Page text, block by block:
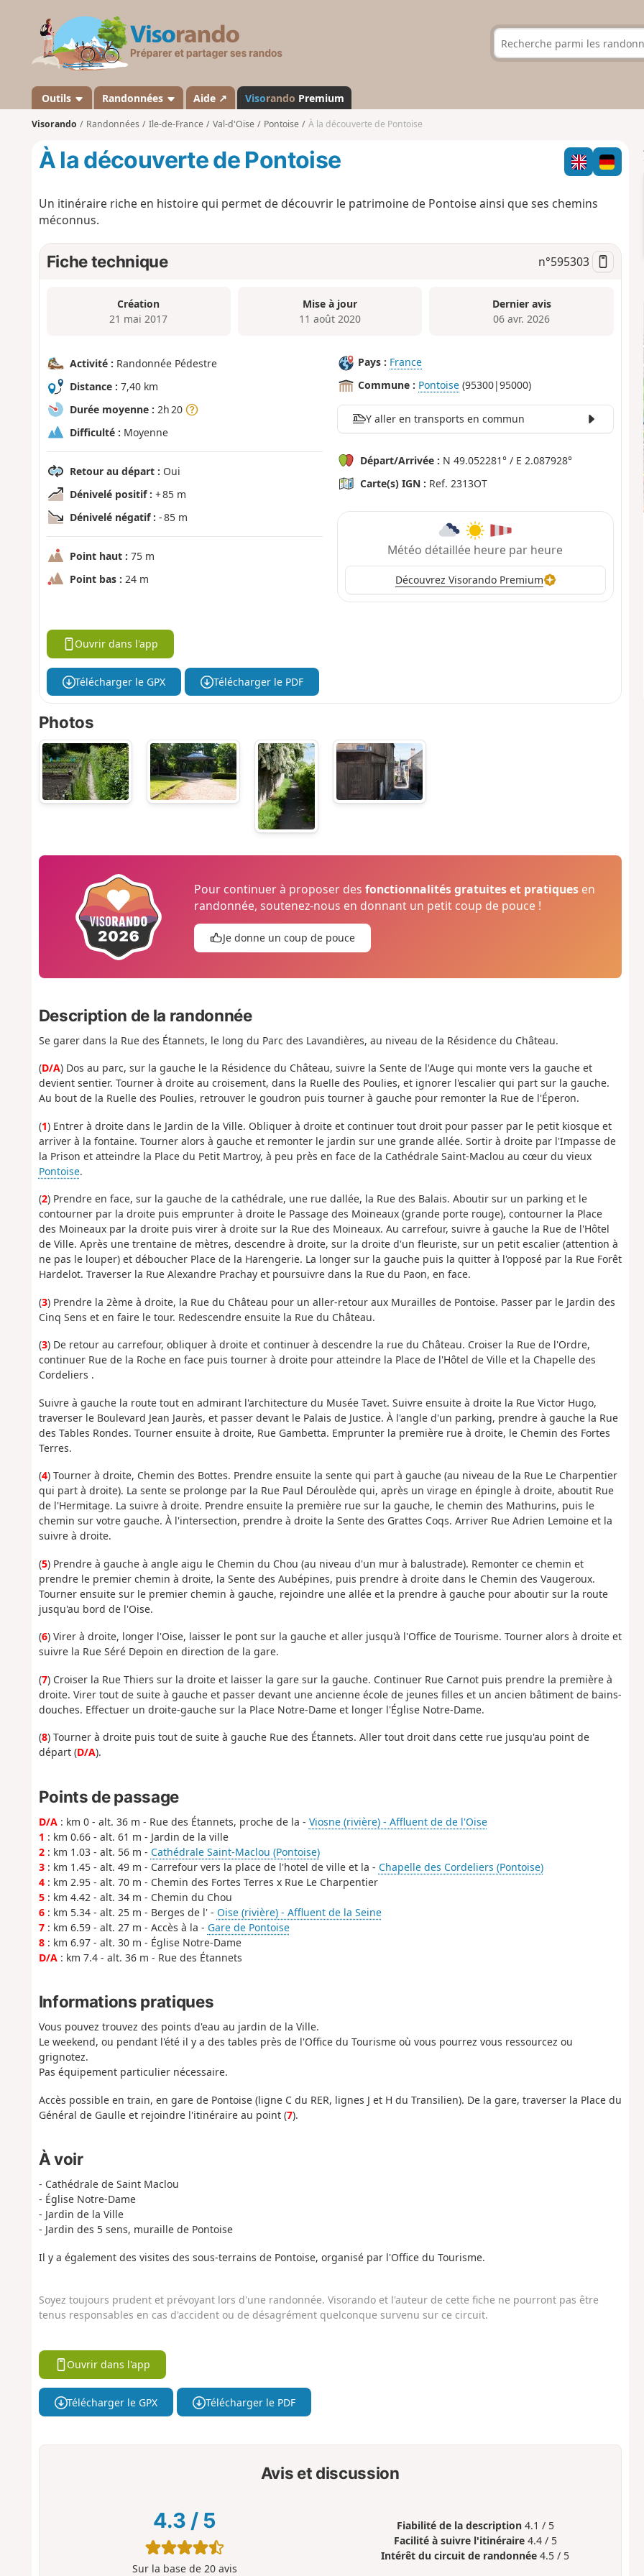
s
a
n
d
Outils Randonnées Aide ↗ Visorando Premium
Visorando Randonnées Ile-de-France Val-d'Oise Pontoise À la découverte de Pontoise
À la découverte de Pontoise
Un itinéraire riche en histoire qui permet de découvrir le patrimoine de Pontoise ainsi que ses chemins
méconnus.
Fiche technique n°595303
Création
21 mai 2017
Mise à jour
11 août 2020
Dernier avis
06 avr. 2026
Activité : Randonnée Pédestre
Distance : 7,40 km
Durée moyenne : 2h 20
Difficulté : Moyenne
Retour au départ : Oui
Dénivelé positif : + 85 m
Dénivelé négatif : - 85 m
Point haut : 75 m
Point bas : 24 m
Pays : France
Commune : Pontoise (95300|95000)
Y aller en transports en commun
Départ/Arrivée : N 49.052281° / E 2.087928°
Carte(s) IGN : Ref. 2313OT
Météo détaillée heure par heure
Découvrez Visorando Premium
Ouvrir dans l'app
Télécharger le GPX Télécharger le PDF
Photos
Pour continuer à proposer desfonctionnalités gratuites et pratiques en
randonnée, soutenez-nous en donnant un petit coup de pouce !
Je donne un coup de pouce
Description de la randonnée
Se garer dans la Rue des Étannets, le long du Parc des Lavandières, au niveau de la Résidence du Château.
(D/A) Dos au parc, sur la gauche le la Résidence du Château, suivre la Sente de l'Auge qui monte vers la gauche et
devient sentier. Tourner à droite au croisement, dans la Ruelle des Poulies, et ignorer l'escalier qui part sur la gauche.
Au bout de la Ruelle des Poulies, retrouver le goudron puis tourner à gauche pour remonter la Rue de l'Éperon.
(1) Entrer à droite dans le Jardin de la Ville. Obliquer à droite et continuer tout droit pour passer par le petit kiosque et
arriver à la fontaine. Tourner alors à gauche et remonter le jardin sur une grande allée. Sortir à droite par l'Impasse de
la Prison et atteindre la Place du Petit Martroy, à peu près en face de la Cathédrale Saint-Maclou au cœur du vieux
Pontoise.
(2) Prendre en face, sur la gauche de la cathédrale, une rue dallée, la Rue des Balais. Aboutir sur un parking et le
contourner par la droite puis emprunter à droite le Passage des Moineaux (grande porte rouge), contourner la Place
des Moineaux par la droite puis virer à droite sur la Rue des Moineaux. Au carrefour, suivre à gauche la Rue de l'Hôtel
de Ville. Après une trentaine de mètres, descendre à droite, sur la droite d'un fleuriste, sur un petit escalier (attention à
ne pas le louper) et déboucher Place de la Harengerie. La longer sur la gauche puis la quitter à l'opposé par la Rue Forêt
Hardelot. Traverser la Rue Alexandre Prachay et poursuivre dans la Rue du Paon, en face.
(3) Prendre la 2ème à droite, la Rue du Château pour un aller-retour aux Murailles de Pontoise. Passer par le Jardin des
Cinq Sens et en faire le tour. Redescendre ensuite la Rue du Château.
(3) De retour au carrefour, obliquer à droite et continuer à descendre la rue du Château. Croiser la Rue de l'Ordre,
continuer Rue de la Roche en face puis tourner à droite pour atteindre la Place de l'Hôtel de Ville et la Chapelle des
Cordeliers .
Suivre à gauche la route tout en admirant l'architecture du Musée Tavet. Suivre ensuite à droite la Rue Victor Hugo,
traverser le Boulevard Jean Jaurès, et passer devant le Palais de Justice. À l'angle d'un parking, prendre à gauche la Rue
des Tables Rondes. Tourner ensuite à droite, Rue Gambetta. Emprunter la première rue à droite, le Chemin des Fortes
Terres.
(4) Tourner à droite, Chemin des Bottes. Prendre ensuite la sente qui part à gauche (au niveau de la Rue Le Charpentier
qui part à droite). La sente se prolonge par la Rue Paul Déroulède qui, après un virage en épingle à droite, aboutit Rue
de l'Hermitage. La suivre à droite. Prendre ensuite la première rue sur la gauche, le chemin des Mathurins, puis le
chemin sur votre gauche. À l'intersection, prendre à droite la Sente des Grattes Coqs. Arriver Rue Adrien Lemoine et la
suivre à droite.
(5) Prendre à gauche à angle aigu le Chemin du Chou (au niveau d'un mur à balustrade). Remonter ce chemin et
prendre le premier chemin à droite, la Sente des Aubépines, puis prendre à droite dans le Chemin des Vaugeroux.
Tourner ensuite sur le premier chemin à gauche, rejoindre une allée et la prendre à gauche pour aboutir sur la route
jusqu'au bord de l'Oise.
(6) Virer à droite, longer l'Oise, laisser le pont sur la gauche et aller jusqu'à l'Office de Tourisme. Tourner alors à droite et
suivre la Rue Séré Depoin en direction de la gare.
(7) Croiser la Rue Thiers sur la droite et laisser la gare sur la gauche. Continuer Rue Carnot puis prendre la première à
droite. Virer tout de suite à gauche et passer devant une ancienne école de jeunes filles et un ancien bâtiment de bains-
douches. Effectuer un droite-gauche sur la Place Notre-Dame et longer l'Église Notre-Dame.
(8) Tourner à droite puis tout de suite à gauche Rue des Étannets. Aller tout droit dans cette rue jusqu'au point de
départ (D/A).
Points de passage
D/A: km 0 - alt. 36 m - Rue des Étannets, proche de la - Viosne (rivière) - Affluent de de l'Oise
1 : km 0.66 - alt. 61 m - Jardin de la ville
2: km 1.03 - alt. 56 m - Cathédrale Saint-Maclou (Pontoise)
3: km 1.45 - alt. 49 m - Carrefour vers la place de l'hotel de ville et la - Chapelle des Cordeliers (Pontoise)
4: km 2.95 - alt. 70 m - Chemin des Fortes Terres x Rue Le Charpentier
5: km 4.42 - alt. 34 m - Chemin du Chou
6: km 5.34 - alt. 25 m - Berges de l' - Oise (rivière) - Affluent de la Seine
7: km 6.59 - alt. 27 m - Accès à la - Gare de Pontoise
8: km 6.97 - alt. 30 m - Église Notre-Dame
D/A: km 7.4 - alt. 36 m - Rue des Étannets
Informations pratiques
Vous pouvez trouvez des points d'eau au jardin de la Ville.
Le weekend, ou pendant l'été il y a des tables près de l'Office du Tourisme où vous pourrez vous ressourcez ou
grignotez.
Pas équipement particulier nécessaire.
Accès possible en train, en gare de Pontoise (ligne C du RER, lignes J et H du Transilien). De la gare, traverser la Place du
Général de Gaulle et rejoindre l'itinéraire au point (7).
À voir
- Cathédrale de Saint Maclou
- Église Notre-Dame
- Jardin de la Ville
- Jardin des 5 sens, muraille de Pontoise
Il y a également des visites des sous-terrains de Pontoise, organisé par l'Office du Tourisme.
Soyez toujours prudent et prévoyant lors d'une randonnée. Visorando et l'auteur de cette fiche ne pourront pas être
tenus responsables en cas d'accident ou de désagrément quelconque survenu sur ce circuit.
Ouvrir dans l'app
Télécharger le GPX Télécharger le PDF
Avis et discussion
4.3 / 5
Sur la base de 20avis
Fiabilité de la description 4.1 / 5
Facilité à suivre l'itinéraire 4.4 / 5
Intérêt du circuit de randonnée 4.5 / 5